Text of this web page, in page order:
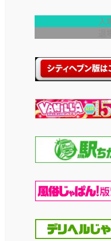
3サイズ
T156
2022年元旦撮影。
見せています。
これぞ正月と言うべき、
シティヘ
写メ
入